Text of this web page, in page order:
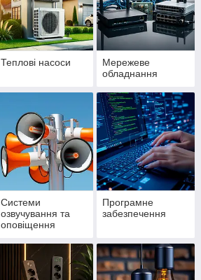
Теплові насоси
Мережеве
обладнання
Системи
озвучування та
оповіщення
Програмне
забезпечення